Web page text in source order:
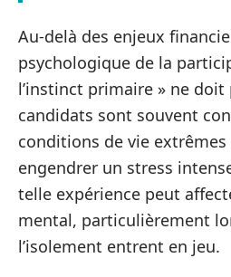
Au-delà des enjeux
psychologique de la
l’instinct primaire » ne doit
candidats sont souvent
conditions de vie
engendrer un stress
telle expérience peut
mental, particulièrement
l’isolement entrent en jeu.